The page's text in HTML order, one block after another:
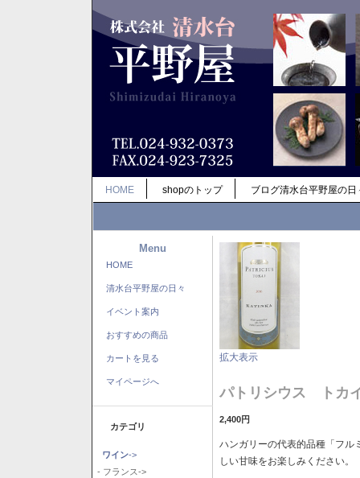
HOME shopのトップ ブログ清水台平野屋の日
Menu
HOME
清水台平野屋の日々
イベント案内
おすすめの商品
カートを見る
マイページへ
カテゴリ
ワイン->
- フランス->
拡大表示
パトリシウス トカ
2,400円
ハンガリーの代表的品種「フル
しい甘味をお楽しみください。